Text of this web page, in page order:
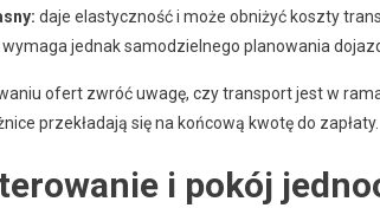
daje elastyczność i może obniżyć koszty
jednak samodzielnego planowania
ofert zwróć uwagę, czy transport jest w
przekładają się na końcową kwotę do zapłaty.
i pokój